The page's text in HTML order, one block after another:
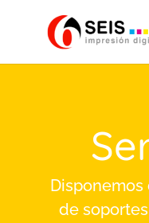
Disponemos
de